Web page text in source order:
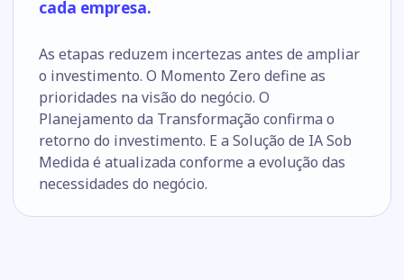
cada empresa.
As etapas reduzem incertezas antes de ampliar
o investimento. O Momento Zero define as
prioridades na visão do negócio. O
Planejamento da Transformação confirma o
retorno do investimento. E a Solução de IA Sob
Medida é atualizada conforme a evolução das
necessidades do negócio.